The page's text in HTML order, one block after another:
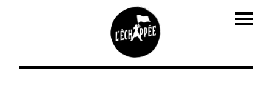
Aller